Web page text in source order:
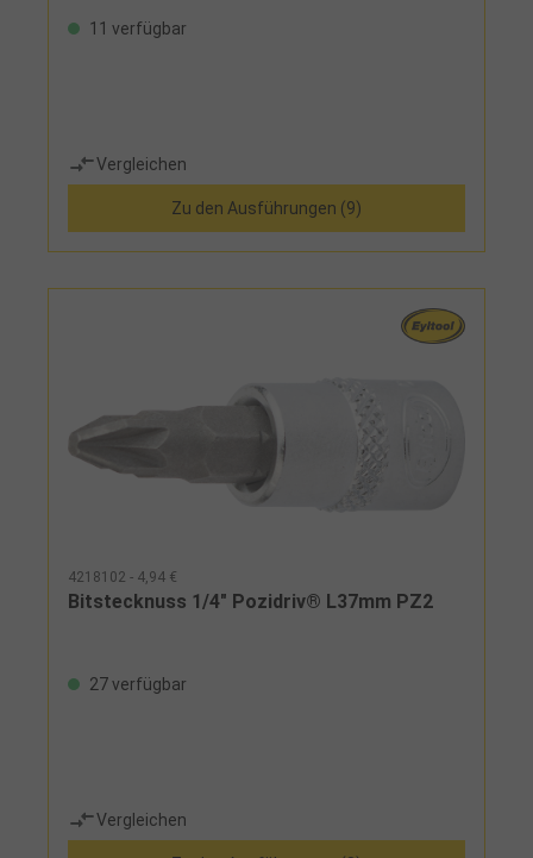
11 verfügbar
Vergleichen
Zu den Ausführungen (9)
4218102 - 4,94 €
Bitstecknuss 1/4" Pozidriv® L37mm PZ2
27 verfügbar
Vergleichen